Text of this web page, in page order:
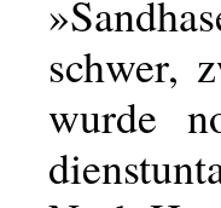
schwer,
wurde